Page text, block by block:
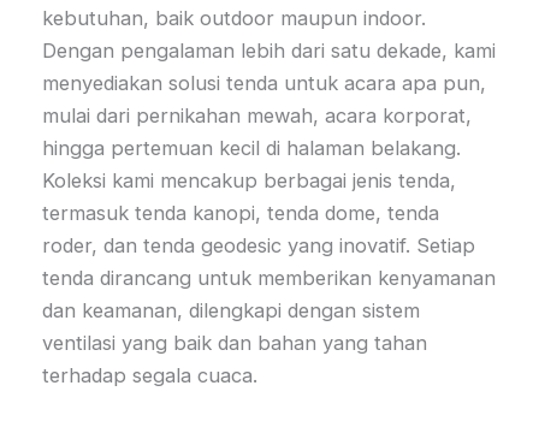
kebutuhan, baik outdoor maupun indoor.
Dengan pengalaman lebih dari satu dekade, kami
menyediakan solusi tenda untuk acara apa pun,
mulai dari pernikahan mewah, acara korporat,
hingga pertemuan kecil di halaman belakang.
Koleksi kami mencakup berbagai jenis tenda,
termasuk tenda kanopi, tenda dome, tenda
roder, dan tenda geodesic yang inovatif. Setiap
tenda dirancang untuk memberikan kenyamanan
dan keamanan, dilengkapi dengan sistem
ventilasi yang baik dan bahan yang tahan
terhadap segala cuaca.